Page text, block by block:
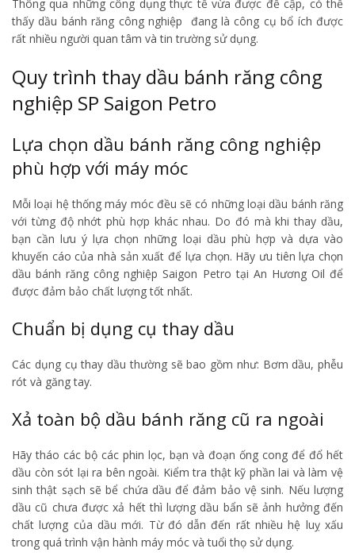
Thông qua những công dụng thực tế vừa được đề cập, có thể
thấy dầu bánh răng công nghiệp đang là công cụ bổ ích được
rất nhiều người quan tâm và tin trường sử dụng.
Quy trình thay dầu bánh răng công
nghiệp SP Saigon Petro
Lựa chọn dầu bánh răng công nghiệp
phù hợp với máy móc
Mỗi loại hệ thống máy móc đều sẽ có những loại dầu bánh răng
với từng độ nhớt phù hợp khác nhau. Do đó mà khi thay dầu,
bạn cần lưu ý lựa chọn những loại dầu phù hợp và dựa vào
khuyến cáo của nhà sản xuất để lựa chọn. Hãy ưu tiên lựa chọn
dầu bánh răng công nghiệp Saigon Petro tại An Hương Oil để
được đảm bảo chất lượng tốt nhất.
Chuẩn bị dụng cụ thay dầu
Các dụng cụ thay dầu thường sẽ bao gồm như: Bơm dầu, phễu
rót và găng tay.
Xả toàn bộ dầu bánh răng cũ ra ngoài
Hãy tháo các bộ các phin lọc, bạn và đoạn ống cong để đổ hết
dầu còn sót lại ra bên ngoài. Kiểm tra thật kỹ phần lai và làm vệ
sinh thật sạch sẽ bể chứa dầu để đảm bảo vệ sinh. Nếu lượng
dầu cũ chưa được xả hết thì lượng dầu bẩn sẽ ảnh hưởng đến
chất lượng của dầu mới. Từ đó dẫn đến rất nhiều hệ luỵ xấu
trong quá trình vận hành máy móc và tuổi thọ sử dụng.